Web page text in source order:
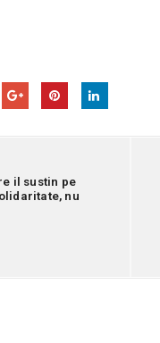
il sustin pe
nu